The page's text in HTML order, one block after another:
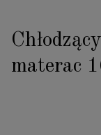
materac